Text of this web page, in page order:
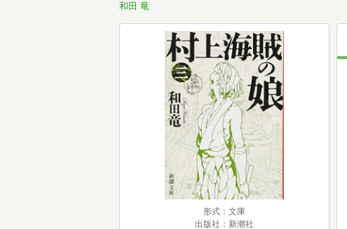
和田 竜
形式：文庫
出版社：新潮社